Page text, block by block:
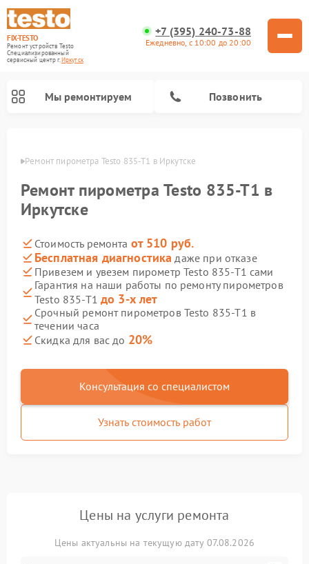
FIX-TESTO
Ремонт устройств Testo
Специализированный
cервисный центр г.Иркутск
+7 (395) 240-73-88
Ежедневно, с 10:00 до 20:00
Мы ремонтируем Позвонить
Ремонт пирометра Testo 835-T1 в Иркутске
Ремонт пирометра Testo 835-T1 в
Иркутске
Стоимость ремонта от 510 руб.
Бесплатная диагностика даже при отказе
Привезем и увезем пирометр Testo 835-T1 сами
Гарантия на наши работы по ремонту пирометров
Testo 835-T1 до 3-х лет
Срочный ремонт пирометров Testo 835-T1 в
течении часа
Скидка для вас до 20%
Консультация со специалистом
Узнать стоимость работ
Цены на услуги ремонта
Цены актуальны на текущую дату 07.08.2026